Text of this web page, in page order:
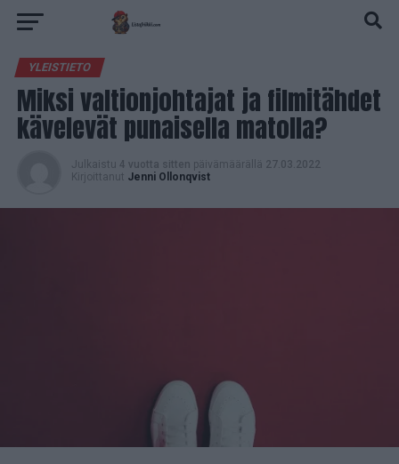
YLEISTIETO
Miksi valtionjohtajat ja filmitähdet
kävelevät punaisella matolla?
Julkaistu 4 vuotta sitten päivämäärällä 27.03.2022
Kirjoittanut Jenni Ollonqvist